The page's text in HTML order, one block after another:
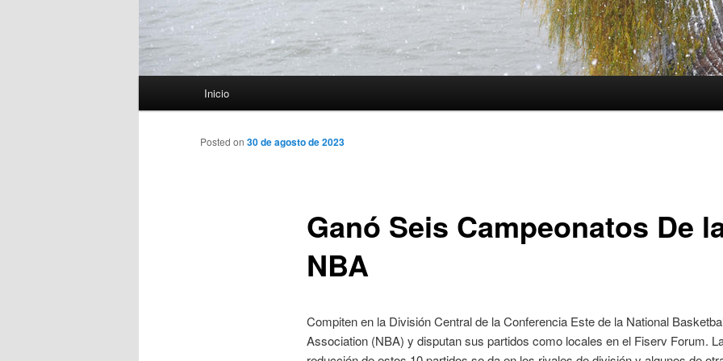
Inicio
Ganó Seis Campeonatos De
NBA
Posted on 30 de agosto de 2023
Compiten en la División Central de la Conferencia Este de la National
Association (NBA) y disputan sus partidos como locales en el Fiserv Forum.